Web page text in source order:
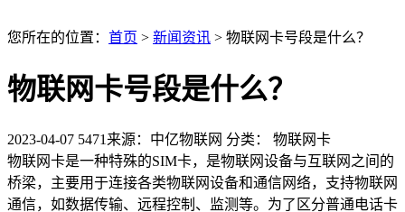
您所在的位置： 首页 > 新闻资讯 > 物联网卡号段是什么？
物联网卡号段是什么？
2023-04-07 5471 来源：中亿物联网 分类： 物联网卡
物联网卡是一种特殊的SIM卡，是物联网设备与互联网之间的
桥梁，主要用于连接各类物联网设备和通信网络，支持物联网
通信，如数据传输、远程控制、监测等。为了区分普通电话卡